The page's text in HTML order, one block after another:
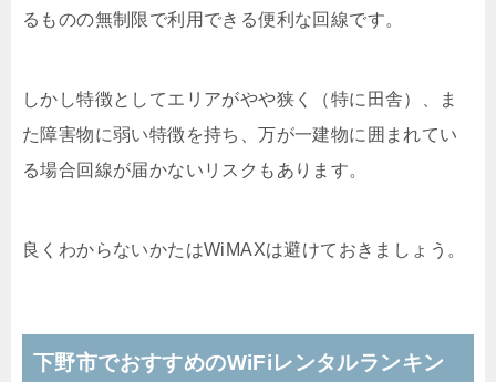
るものの無制限で利用できる便利な回線です。
しかし特徴としてエリアがやや狭く（特に田舎）、ま
た障害物に弱い特徴を持ち、万が一建物に囲まれてい
る場合回線が届かないリスクもあります。
良くわからないかたはWiMAXは避けておきましょう。
下野市でおすすめのWiFiレンタルランキン